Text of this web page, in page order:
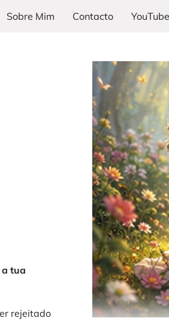
Sobre Mim Contacto YouTube
a tua
rejeitado